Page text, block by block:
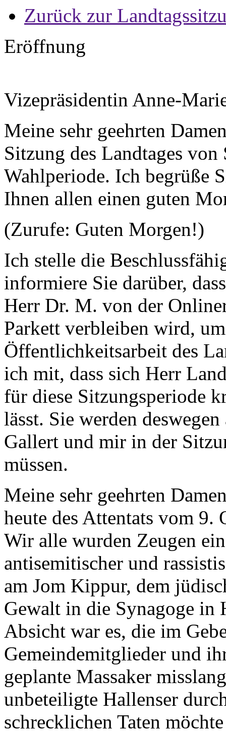
Zurück zur
Eröffnung
Vizepräsidentin Anne-
Meine sehr geehrten
Sitzung des Landtages
Wahlperiode. Ich begrüße
Ihnen allen einen guten
(Zurufe: Guten Morgen!)
Ich stelle die
informiere Sie darüber,
Herr Dr. M. von der
Parkett verbleiben wird,
Öffentlichkeitsarbeit des
ich mit, dass sich Herr
für diese Sitzungsperiode
lässt. Sie werden
Gallert und mir in der
müssen.
Meine sehr geehrten
heute des Attentats vom
Wir alle wurden Zeugen
antisemitischer und
am Jom Kippur, dem
Gewalt in die Synagoge in
Absicht war es, die im
Gemeindemitglieder und
geplante Massaker
unbeteiligte Hallenser
schrecklichen Taten